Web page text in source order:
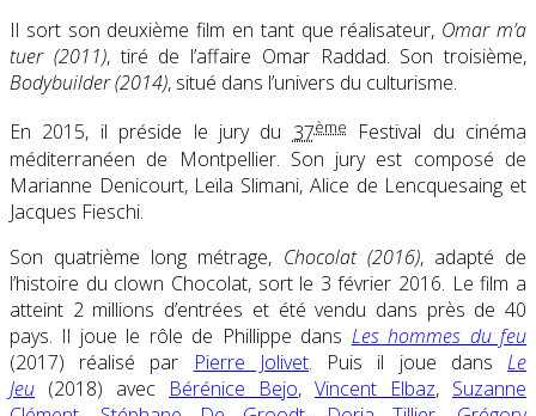
Il sort son deuxième film en tant que réalisateur, Omar m’a
tuer (2011), tiré de l’affaire Omar Raddad. Son troisième,
Bodybuilder (2014), situé dans l’univers du culturisme.
En 2015, il préside le jury du 37ème
Festival du cinéma
méditerranéen de Montpellier. Son jury est composé de
Marianne Denicourt, Leïla Slimani, Alice de Lencquesaing et
Jacques Fieschi.
Son quatrième long métrage, Chocolat (2016), adapté de
l’histoire du clown Chocolat, sort le 3 février 2016. Le film a
atteint 2 millions d’entrées et été vendu dans près de 40
pays. Il joue le rôle de Phillippe dans Les hommes du feu
(2017) réalisé par
Pierre Jolivet. Puis il joue dansLe
Jeu (2018) avec Bérénice Bejo, Vincent Elbaz, Suzanne